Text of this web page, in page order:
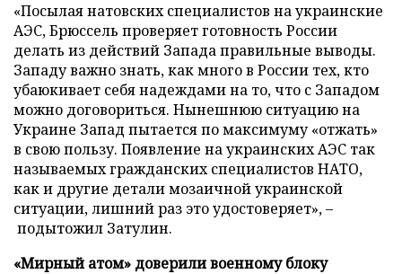
«Посылая натовских специалистов на украинские
АЭС, Брюссель проверяет готовность России
делать из действий Запада правильные выводы.
Западу важно знать, как много в России тех, кто
убаюкивает себя надеждами на то, что с Западом
можно договориться. Нынешнюю ситуацию на
Украине Запад пытается по максимуму «отжать»
в свою пользу. Появление на украинских АЭС так
называемых гражданских специалистов НАТО,
как и другие детали мозаичной украинской
ситуации, лишний раз это удостоверяет», –
подытожил Затулин.
«Мирный атом» доверили военному блоку